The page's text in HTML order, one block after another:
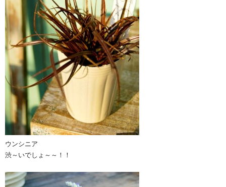
ウンシニア
渋～いでしょ～～！！